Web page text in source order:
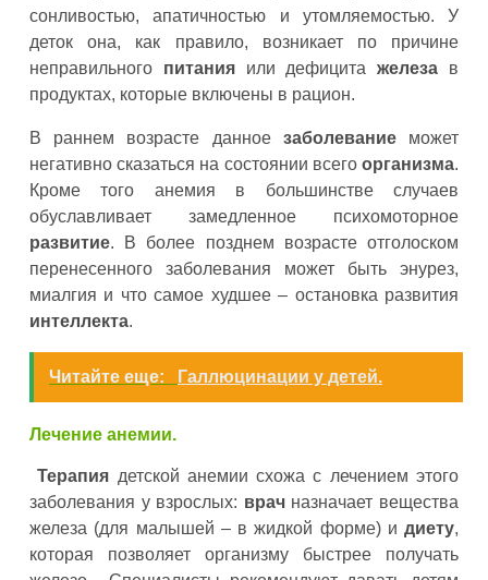
сонливостью, апатичностью и утомляемостью. У
деток она, как правило, возникает по причине
неправильного питанияили дефицитажелеза в
продуктах, которые включены в рацион.
В раннем возрасте данное заболеваниеможет
негативно сказаться на состоянии всего организма.
Кроме того анемия в большинстве случаев
обуславливает замедленное психомоторное
развитие. В более позднем возрасте отголоском
перенесенного заболевания может быть энурез,
миалгия и что самое худшее – остановка развития
интеллекта.
Читайте еще: Галлюцинации у детей.
Лечение анемии.
Терапия детской анемии схожа с лечением этого
заболевания у взрослых: врачназначает вещества
железа (для малышей – в жидкой форме) и диету,
которая позволяет организму быстрее получать